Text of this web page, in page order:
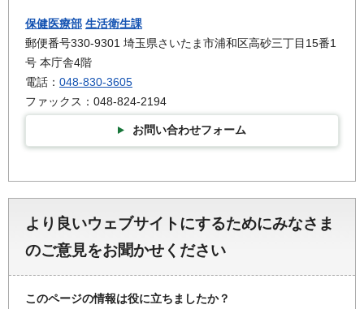
保健医療部 生活衛生課
郵便番号330-9301 埼玉県さいたま市浦和区高砂三丁目15番1
号 本庁舎4階
電話： 048-830-3605
ファックス：048-824-2194
お問い合わせフォーム
より良いウェブサイトにするためにみなさま
のご意見をお聞かせください
このページの情報は役に立ちましたか？